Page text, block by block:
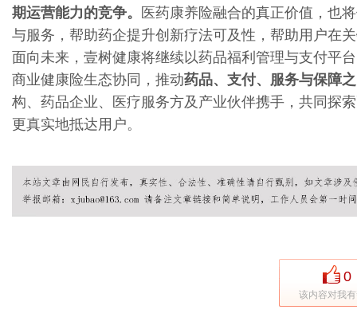
期运营能力的竞争。
医药康养险融合的真正价值，也
与服务，帮助药企提升创新疗法可及性，帮助用户在
面向未来，壹树健康将继续以药品福利管理与支付平
商业健康险生态协同，推动药品、支付、服务与保障
构、药品企业、医疗服务方及产业伙伴携手，共同探
更真实地抵达用户。
0
该内容对我